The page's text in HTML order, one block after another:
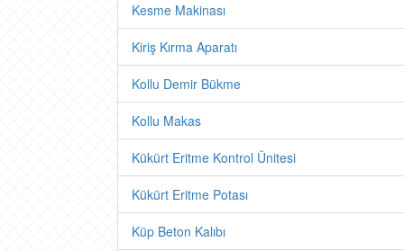
Kesme Makinası
Kiriş Kırma Aparatı
Kollu Demir Bükme
Kollu Makas
Kükürt Eritme Kontrol Ünitesi
Kükürt Eritme Potası
Küp Beton Kalıbı